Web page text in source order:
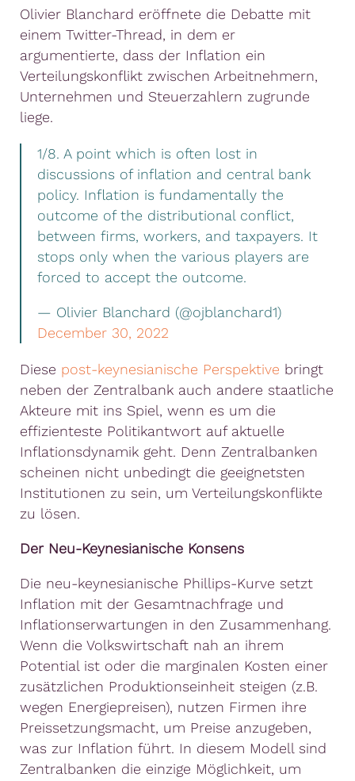
Olivier Blanchard eröffnete die Debatte mit
einem Twitter-Thread, in dem er
argumentierte, dass der Inflation ein
Verteilungskonflikt zwischen Arbeitnehmern,
Unternehmen und Steuerzahlern zugrunde
liege.
1/8. A point which is often lost in
discussions of inflation and central bank
policy. Inflation is fundamentally the
outcome of the distributional conflict,
between firms, workers, and taxpayers. It
stops only when the various players are
forced to accept the outcome.
— Olivier Blanchard (@ojblanchard1)
December 30, 2022
Diese post-keynesianische Perspektive bringt
neben der Zentralbank auch andere staatliche
Akteure mit ins Spiel, wenn es um die
effizienteste Politikantwort auf aktuelle
Inflationsdynamik geht. Denn Zentralbanken
scheinen nicht unbedingt die geeignetsten
Institutionen zu sein, um Verteilungskonflikte
zu lösen.
Der Neu-Keynesianische Konsens
Die neu-keynesianische Phillips-Kurve setzt
Inflation mit der Gesamtnachfrage und
Inflationserwartungen in den Zusammenhang.
Wenn die Volkswirtschaft nah an ihrem
Potential ist oder die marginalen Kosten einer
zusätzlichen Produktionseinheit steigen (z.B.
wegen Energiepreisen), nutzen Firmen ihre
Preissetzungsmacht, um Preise anzugeben,
was zur Inflation führt. In diesem Modell sind
Zentralbanken die einzige Möglichkeit, um